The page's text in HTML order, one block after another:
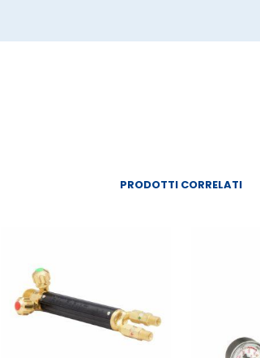
PRODOTTI CORRELATI